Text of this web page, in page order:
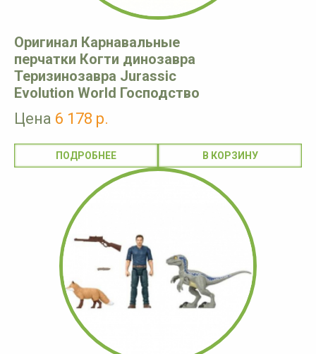
Оригинал Карнавальные
перчатки Когти динозавра
Теризинозавра Jurassic
Evolution World Господство
Цена 6 178 р.
ПОДРОБНЕЕ